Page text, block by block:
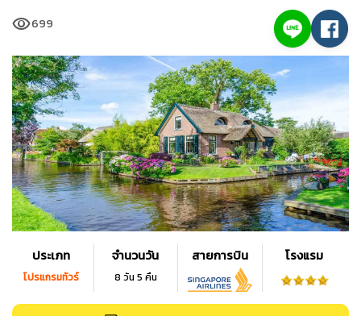
calendar_month
search
visibility699
ประเภท
โปรแกรมทัวร์
จำนวนวัน
8 วัน 5 คืน
สายการบิน โรงแรม